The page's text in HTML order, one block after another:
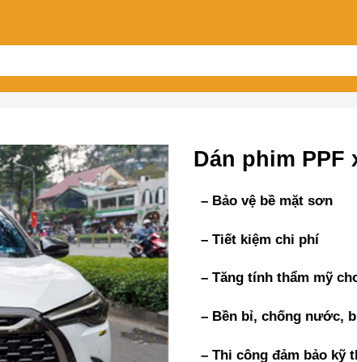
Dán phim PPF
– Bảo vệ bề mặt sơn
– Tiết kiệm chi phí
– Tăng tính thẩm mỹ
– Bền bỉ, chống nước,
– Thi công đảm bảo kỹ